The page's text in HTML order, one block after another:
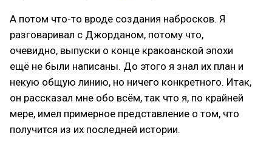
А потом что-то вроде создания набросков. Я
разговаривал с Джорданом, потому что,
очевидно, выпуски о конце кракоанской эпохи
ещё не были написаны. До этого я знал их план и
некую общую линию, но ничего конкретного. Итак,
он рассказал мне обо всём, так что я, по крайней
мере, имел примерное представление о том, что
получится из их последней истории.